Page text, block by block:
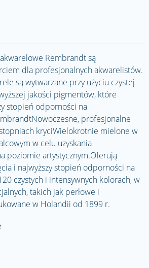
Rembrandt są
dla profesjonalnych akwarelistów.
są wytwarzane przy użyciu czystej
jakości pigmentów, które
stopień odporności na
profesjonalne
kryciWielokrotnie mielone w
w celu uzyskania
poziomie artystycznym.Oferują
i najwyższy stopień odporności na
czystych i intensywnych kolorach, w
takich jak perłowe i
w Holandii od 1899 r.